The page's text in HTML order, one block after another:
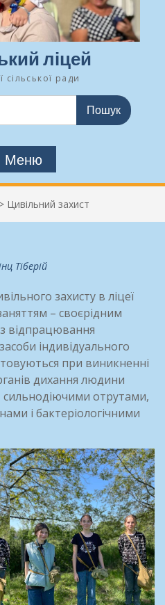
ліцей
сільської ради
Меню
> Цивільний захист
Тіберій
захисту в ліцеї
– своєрідним
з відпрацювання
індивідуального
при виникненні
дихання людини
отрутами,
і бактеріологічними